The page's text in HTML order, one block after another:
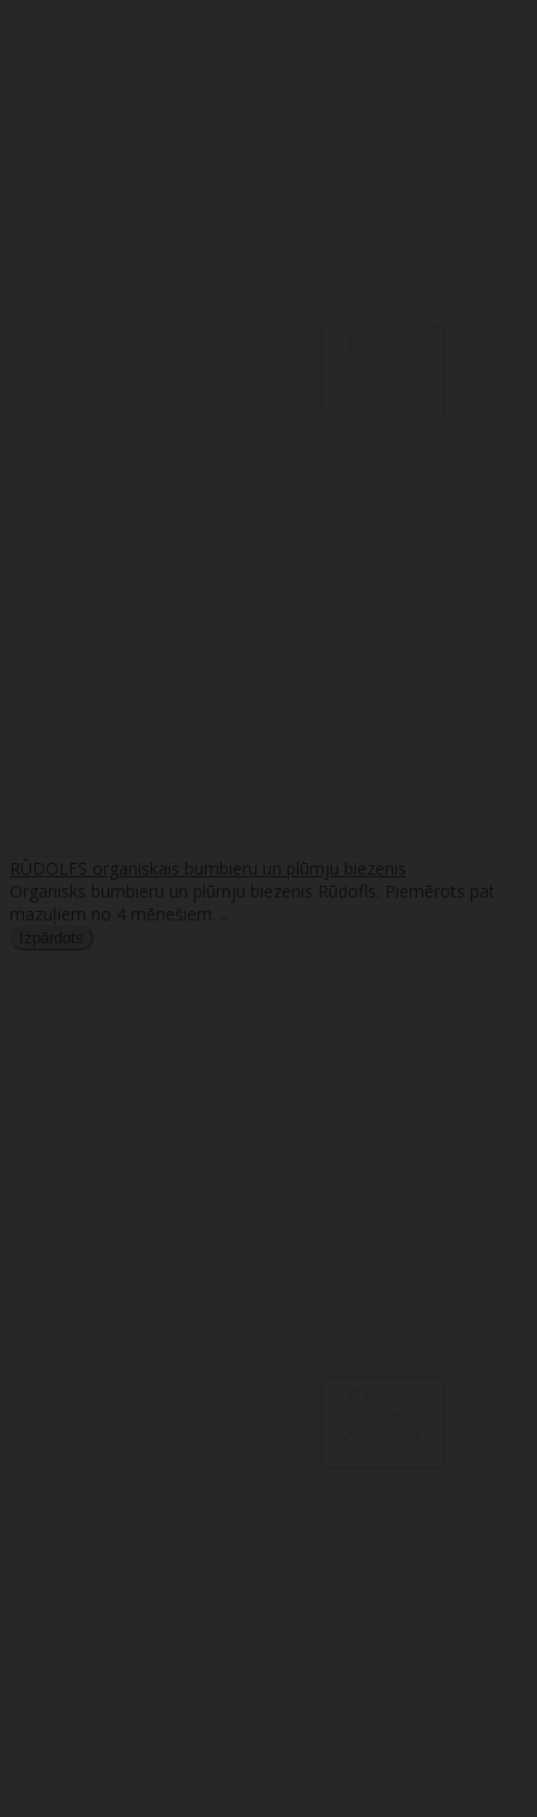
RŪDOLFS organiskais bumbieru un plūmju biezenis
Organisks bumbieru un plūmju biezenis Rūdofls. Piemērots pat
mazuļiem no 4 mēnešiem. ..